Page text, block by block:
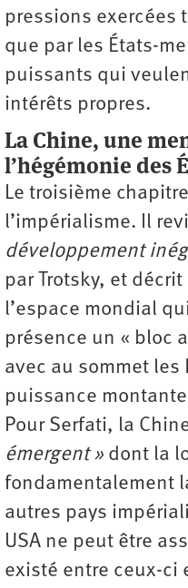
pressions exercées
que par les États-
puissants qui
intérêts propres.
La Chine, une
l’hégémonie des
Le troisième
l’impérialisme. Il
développement
par Trotsky, et
l’espace mondial
présence un « bloc
avec au sommet les
puissance
Pour Serfati, la
émergent » dont la
fondamentalement
autres pays
USA ne peut être
existé entre ceux-ci